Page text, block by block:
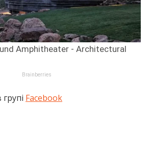
Facebook